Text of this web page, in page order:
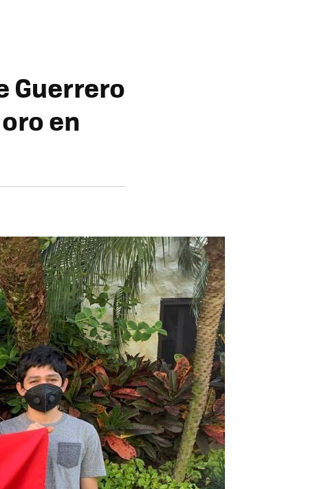
Guerrero
en